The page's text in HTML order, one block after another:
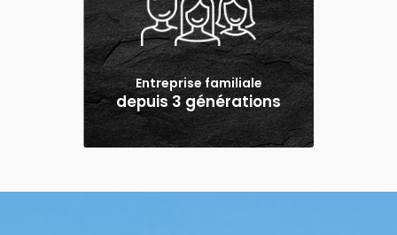
Entreprise familiale
depuis 3 générations